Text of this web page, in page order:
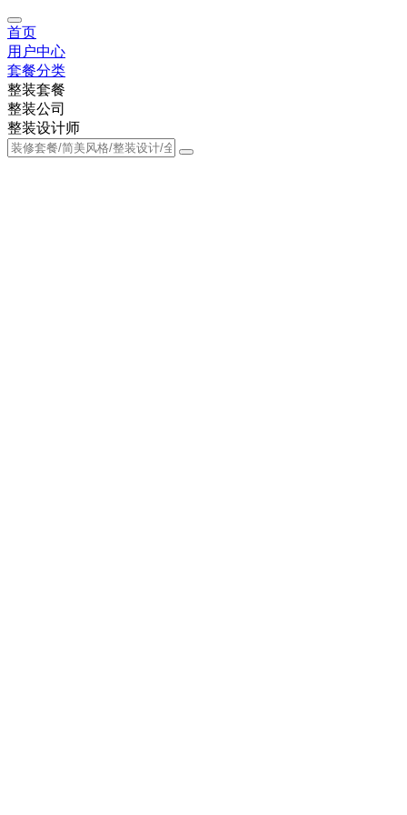
首页
用户中心
套餐分类
整装套餐
整装公司
整装设计师